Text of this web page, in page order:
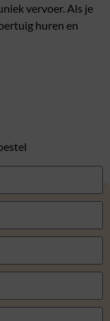
vervoer. Als je
huren en